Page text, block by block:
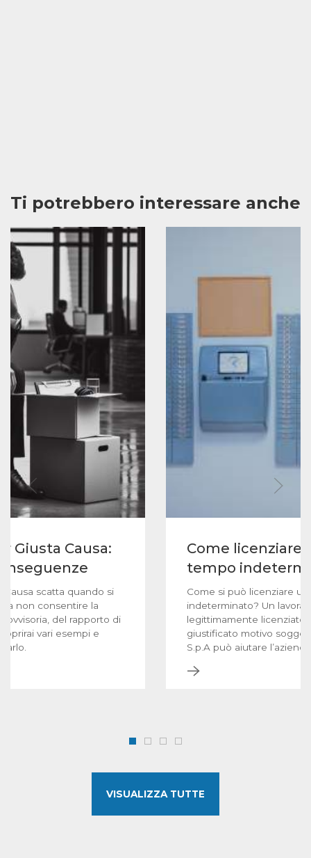
Ti potrebbero interessare anche
Giusta Causa:
scatta quando si
non consentire la
del rapporto di
vari esempi e
Come licenziare
tempo
Come si può licenziare
indeterminato? Un
legittimamente licenziato
giustificato motivo
S.p.A può aiutare
giustificare il
VISUALIZZA TUTTE